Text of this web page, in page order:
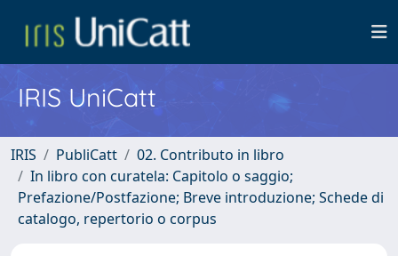
IRIS UniCatt
IRIS PubliCatt
02. Contributo in libro
In libro con curatela: Capitolo o saggio;
Prefazione/Postfazione; Breve introduzione; Schede di
catalogo, repertorio o corpus